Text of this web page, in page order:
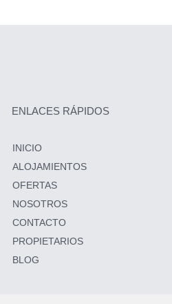
ENLACES RÁPIDOS
INICIO
ALOJAMIENTOS
OFERTAS
NOSOTROS
CONTACTO
PROPIETARIOS
BLOG